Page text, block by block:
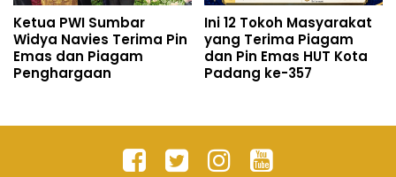
Ketua PWI Sumbar
Widya Navies Terima Pin
Emas dan Piagam
Penghargaan
Ini 12 Tokoh Masyarakat
yang Terima Piagam
dan Pin Emas HUT Kota
Padang ke-357